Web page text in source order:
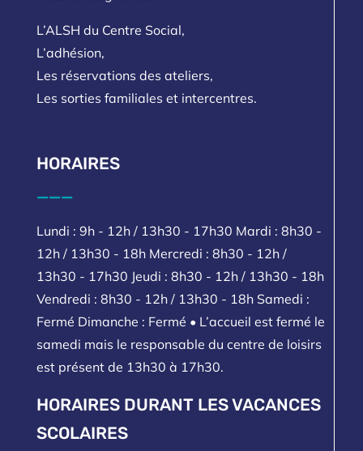
L’ALSH du Centre Social,
L’adhésion,
Les réservations des ateliers,
Les sorties familiales et intercentres.
HORAIRES
___
Lundi : 9h - 12h / 13h30 - 17h30 Mardi : 8h30 -
12h / 13h30 - 18h Mercredi : 8h30 - 12h /
13h30 - 17h30 Jeudi : 8h30 - 12h / 13h30 - 18h
Vendredi : 8h30 - 12h / 13h30 - 18h Samedi :
Fermé Dimanche : Fermé • L’accueil est fermé le
samedi mais le responsable du centre de loisirs
est présent de 13h30 à 17h30.
HORAIRES DURANT LES VACANCES
SCOLAIRES